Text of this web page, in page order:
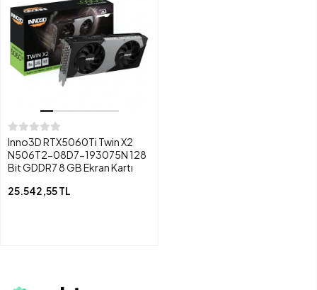
Inno3D RTX5060Ti Twin X2
N506T2-08D7-193075N 128
Bit GDDR7 8 GB Ekran Kartı
25.542,55 TL